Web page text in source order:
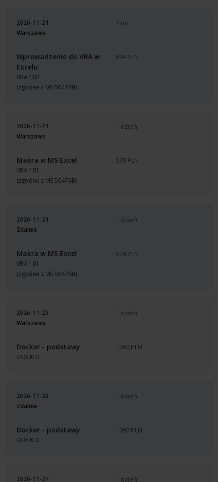
2026-11-21
Warszawa
Wprowadzenie do VBA w
Excelu
VBA 102
(zgodne z MS 50476B)
2 dni
899 PLN
2026-11-21
Warszawa
Makra w MS Excel
VBA 101
(zgodne z MS 50476B)
1 dzień
579 PLN
2026-11-21
Zdalnie
Makra w MS Excel
VBA 101
(zgodne z MS 50476B)
1 dzień
579 PLN
2026-11-23
Warszawa
Docker - podstawy
DOCKER
1 dzień
1090 PLN
2026-11-23
Zdalnie
Docker - podstawy
DOCKER
1 dzień
1090 PLN
2026-11-24 1 dzień